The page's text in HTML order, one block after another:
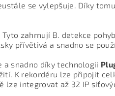
se vylepšuje. Díky
zahrnují B. detekce
přívětivá a snadno se
snadno díky technologii
K rekordéru lze připojit
lze integrovat až 32 IP